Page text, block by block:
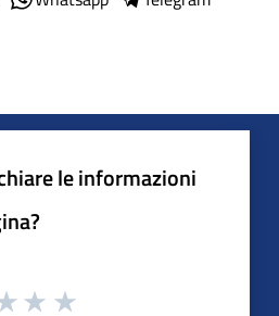
le informazioni